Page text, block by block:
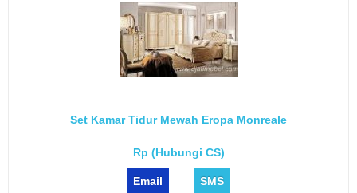
Set Kamar Tidur Mewah Eropa Monreale
Rp (Hubungi CS)
Email SMS